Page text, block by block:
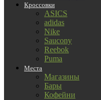
Кроссовки
ASICS
adidas
Nike
Saucony
Reebok
Puma
Места
Магазины
Бары
Кофейни